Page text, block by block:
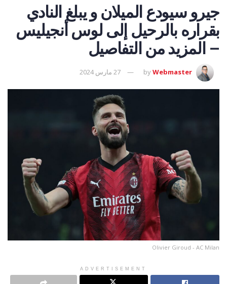
جيرو سيودع الميلان و يبلغ النادي
بقراره بالرحيل إلى لوس أنجيليس
– المزيد من التفاصيل
byWebmaster 27 مارس 2024
Olivier Giroud - AC Milan
ADVERTISEMENT